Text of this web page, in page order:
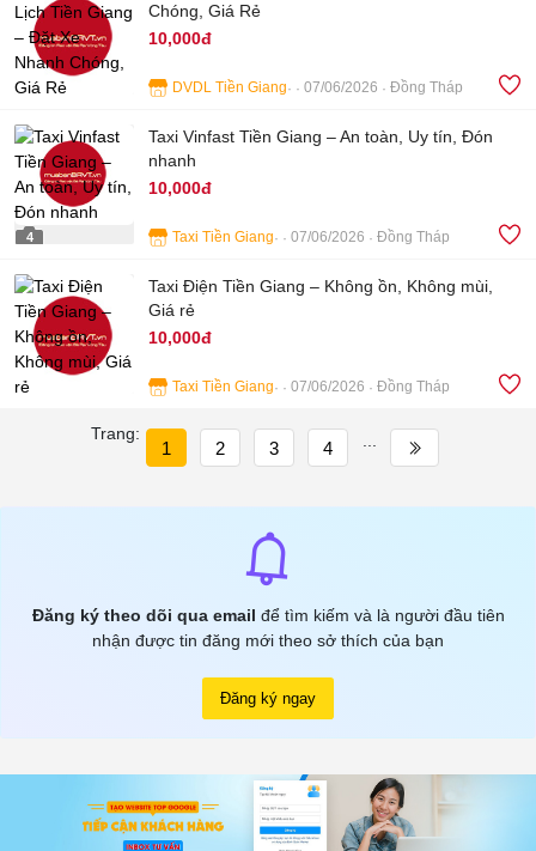
Chóng, Giá Rẻ
10,000đ
DVDL Tiền Giang 07/06/2026 Đồng Tháp
4
Taxi Vinfast Tiền Giang – An toàn, Uy tín, Đón
nhanh
10,000đ
Taxi Tiền Giang 07/06/2026 Đồng Tháp
Taxi Điện Tiền Giang – Không ồn, Không mùi,
Giá rẻ
10,000đ
Taxi Tiền Giang 07/06/2026 Đồng Tháp
Trang:
1 2 3 4 ...
Đăng ký theo dõi qua email để tìm kiếm và là người đầu tiên
nhận được tin đăng mới theo sở thích của bạn
Đăng ký ngay